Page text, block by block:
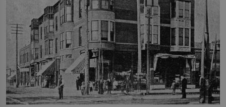
nejpůsobivějších námořních záhad? […]